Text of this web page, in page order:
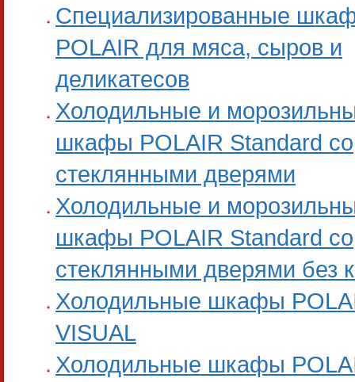
Специализированные
POLAIR для мяса, сыров и
деликатесов
Холодильные и
шкафы POLAIR Standard со
стеклянными дверями
Холодильные и
шкафы POLAIR Standard со
стеклянными дверями без
Холодильные шкафы
VISUAL
Холодильные шкафы